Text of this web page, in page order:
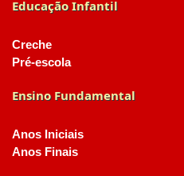
Educação Infantil
Creche
Pré-escola
Ensino Fundamental
Anos Iniciais
Anos Finais